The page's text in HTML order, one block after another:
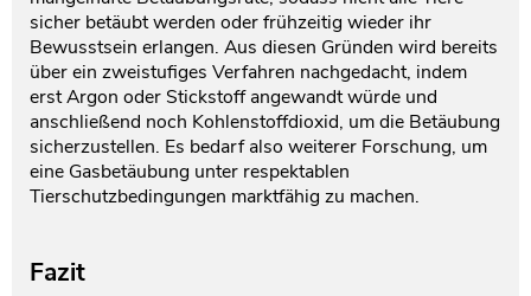
sicher betäubt werden oder frühzeitig wieder ihr
Bewusstsein erlangen. Aus diesen Gründen wird bereits
über ein zweistufiges Verfahren nachgedacht, indem
erst Argon oder Stickstoff angewandt würde und
anschließend noch Kohlenstoffdioxid, um die Betäubung
sicherzustellen. Es bedarf also weiterer Forschung, um
eine Gasbetäubung unter respektablen
Tierschutzbedingungen marktfähig zu machen.
Fazit